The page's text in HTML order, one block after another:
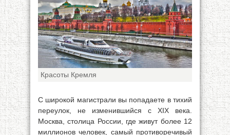
Красоты Кремля
С широкой магистрали вы попадаете в тихий
переулок, не изменившийся с XIX века.
Москва, столица России, где живут более 12
миллионов человек, самый противоречивый